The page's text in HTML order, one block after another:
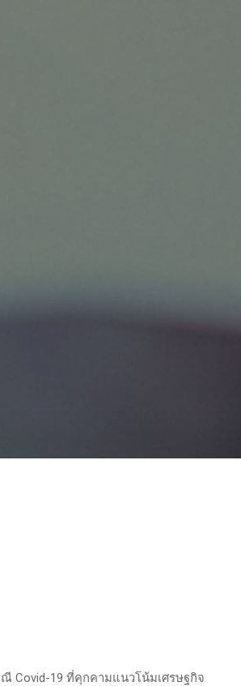
Covid-19 ที่คุกคามแนวโน้มเศรษฐกิจ